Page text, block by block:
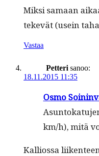
Mik­si samaan
tekevät (usein
Vastaa
Petteri sanoo:
18.11.2015 11:35
Osmo
km/h), mitä
Kallios­sa